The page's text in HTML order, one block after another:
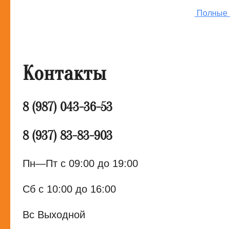
Полные
Контакты
8 (987) 043-36-53
8 (937) 83-83-903
Пн—Пт с 09:00 до 19:00
Сб с 10:00 до 16:00
Вс Выходной